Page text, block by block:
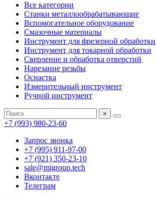
Все категории
Станки металлообрабатывающие
Вспомогательное оборудование
Смазочные материалы
Инструмент для фрезерной обработки
Инструмент для токарной обработки
Сверление и обработка отверстий
Нарезание резьбы
Оснастка
Измерительный инструмент
Ручной инструмент
×
+7 (993) 980-23-60
Запрос звонка
+7 (995) 911-97-00
+7 (921) 350-23-10
sale@migroup.tech
Вконтакте
Телеграм